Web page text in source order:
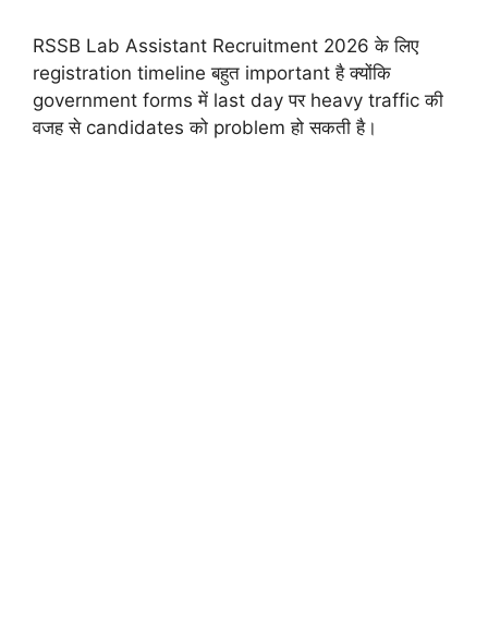
RSSB Lab Assistant Recruitment 2026 के लिए
registration timeline बहुत important है क्योंकि
government forms में last day पर heavy traffic की
वजह से candidates को problem हो सकती है।